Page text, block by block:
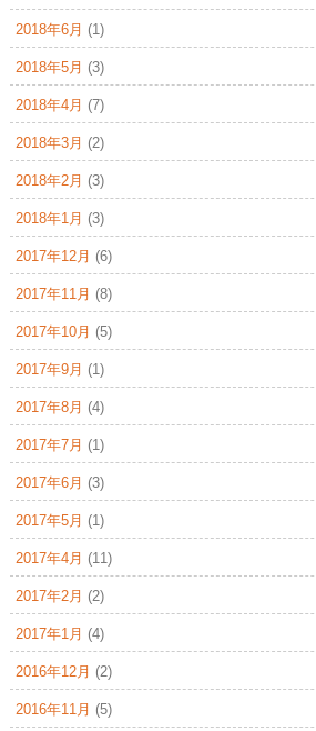
2018年6月 (1)
2018年5月 (3)
2018年4月 (7)
2018年3月 (2)
2018年2月 (3)
2018年1月 (3)
2017年12月 (6)
2017年11月 (8)
2017年10月 (5)
2017年9月 (1)
2017年8月 (4)
2017年7月 (1)
2017年6月 (3)
2017年5月 (1)
2017年4月 (11)
2017年2月 (2)
2017年1月 (4)
2016年12月 (2)
2016年11月 (5)